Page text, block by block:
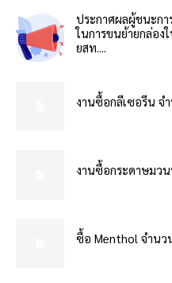
ประกาศผลผู้ชนะกา
ในการขนย้ายกล่อ
ยสท....
งานซื้อกลีเซอรีน จ
งานซื้อกระดาษมว
ซื้อ Menthol จำนว